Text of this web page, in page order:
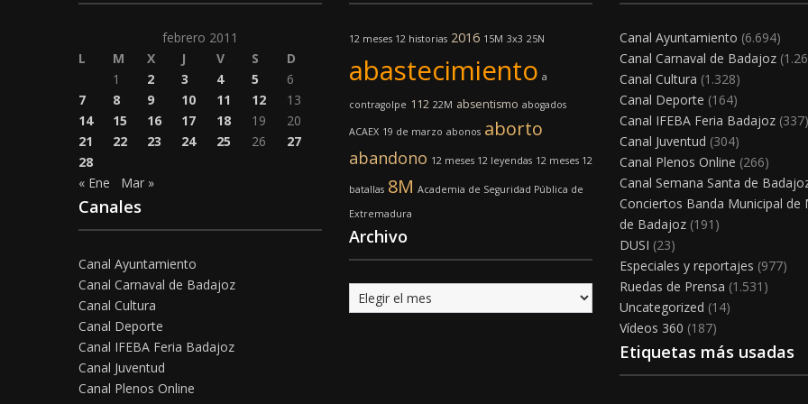
febrero 2011
L
M X J V S
D
1
2 3 4 5
6
7
8 9 10 11 12
13
14
15 16 17 18 19
20
21
22 23 24 25 26
27
28
« Ene
Mar »
Canales
Canal Ayuntamiento
Canal Carnaval de Badajoz
Canal Cultura
Canal Deporte
Canal IFEBA Feria Badajoz
Canal Juventud
Canal Plenos Online
12 meses 12 historias 2016 15M 3x3 25N
abastecimiento a
contragolpe 112 22M absentismo abogados
ACAEX 19 de marzo abonos aborto
abandono 12 meses 12 leyendas 12 meses 12
batallas 8M Academia de Seguridad Pública de
Extremadura
Archivo
Archivo
Canal Ayuntamiento (6.694)
Canal Carnaval de Badajoz
Canal Cultura (1.328)
Canal Deporte (164)
Canal IFEBA Feria Badajoz (337)
Canal Juventud (304)
Canal Plenos Online (266)
Canal Semana Santa de
Conciertos Banda Municipal de
de Badajoz (191)
DUSI (23)
Especiales y reportajes (977)
Ruedas de Prensa (1.531)
Uncategorized (14)
Vídeos 360 (187)
Etiquetas más usadas